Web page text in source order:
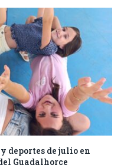
deportes de julio en
Guadalhorce